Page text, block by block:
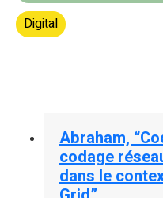
Digital
Abraham,
codage
dans le